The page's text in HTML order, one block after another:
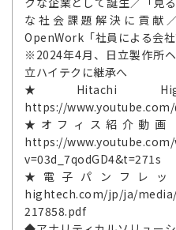
な社会課題解決に貢献
OpenWork「社員による会
※2024年4月、日立製作所
立ハイテクに継承へ
★Hitachi
https://
★オフィス紹介動画
https://www.youtube.com/
v=03d_7qodGD4&t=271s
★電子パンフレット
hightech.com/jp/ja/
217858.pdf